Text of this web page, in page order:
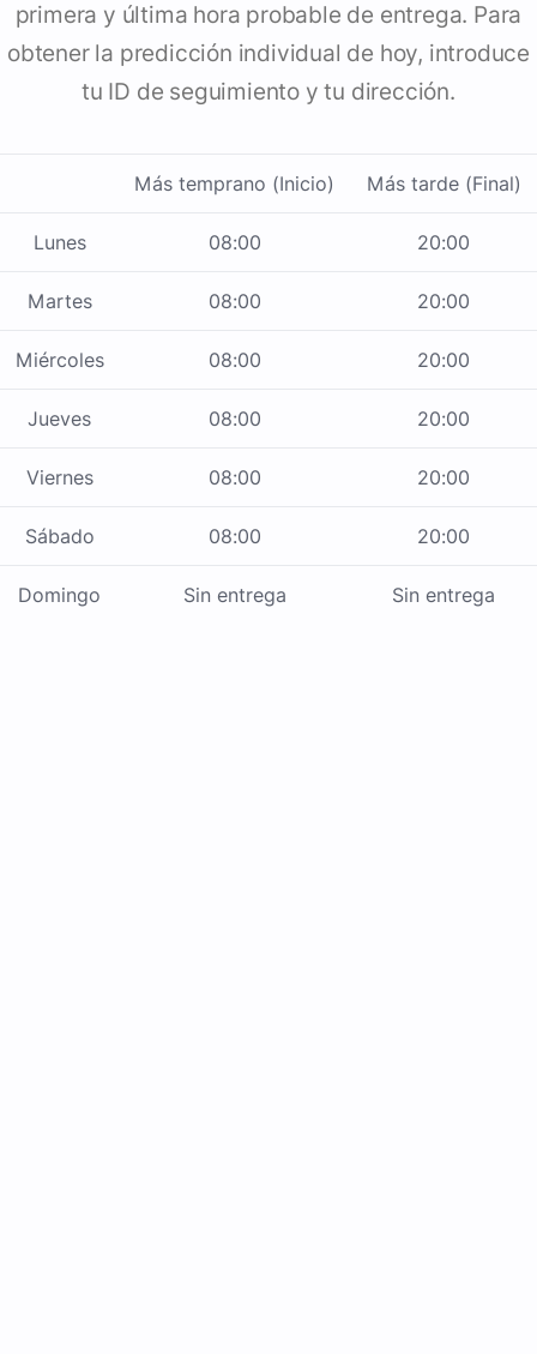
primera y última hora probable de entrega. Para
obtener la predicción individual de hoy, introduce
tu ID de seguimiento y tu dirección.
Más temprano (Inicio) Más tarde (Final)
Lunes 08:00 20:00
Martes 08:00 20:00
Miércoles 08:00 20:00
Jueves 08:00 20:00
Viernes 08:00 20:00
Sábado 08:00 20:00
Domingo Sin entrega Sin entrega